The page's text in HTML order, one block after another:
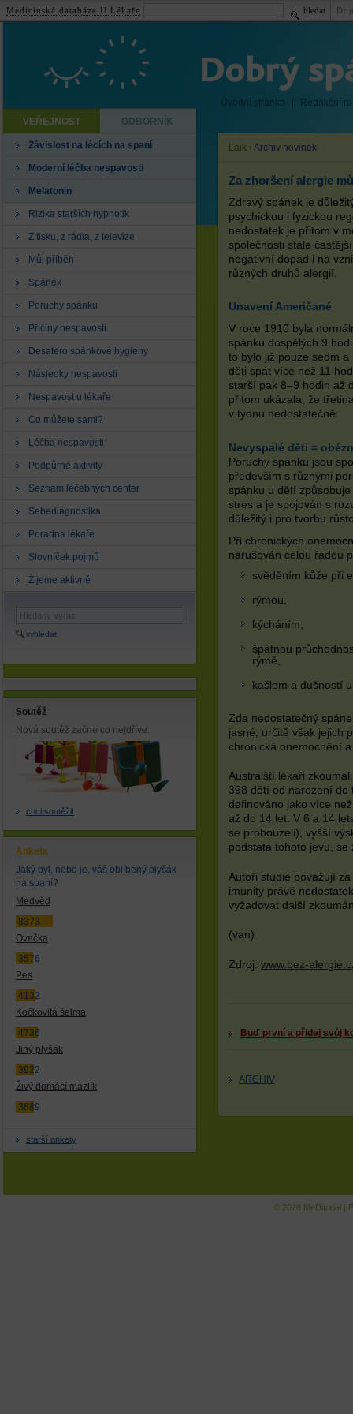
Úvodní stránka
Redakční
VEŘEJNOST
ODBORNÍK
Závislost na lécích na spaní
Moderní léčba nespavosti
Melatonin
Rizika starších hypnotik
Z tisku, z rádia, z televize
Můj příběh
Spánek
Poruchy spánku
Příčiny nespavosti
Desatero spánkové hygieny
Následky nespavosti
Nespavost u lékaře
Co můžete sami?
Léčba nespavosti
Podpůrné aktivity
Seznam léčebných center
Sebediagnostika
Poradna lékaře
Slovníček pojmů
Žijeme aktivně
vyhledat
Soutěž
Nová soutěž začne co nejdříve.
chci soutěžit
Anketa
Jaký byl, nebo je, váš oblíbený plyšák
na spaní?
Medvěd
8373
Ovečka
3576
Pes
4132
Kočkovitá šelma
4736
Jiný plyšák
3922
Živý domácí mazlík
3889
starší ankety
Laik › Archiv novinek
Za zhoršení alergie
Zdravý spánek je
psychickou i fyzickou
nedostatek je přitom v
společnosti stále
negativní dopad i na
různých druhů alergií.
Unavení Američané
V roce 1910 byla
spánku dospělých 9
to bylo již pouze sedm
děti spát více než 11
starší pak 8–9 hodin až
přitom ukázala, že
v týdnu nedostatečně.
Nevyspalé děti =
Poruchy spánku jsou
především s různými
spánku u dětí
stres a je spojován s
důležitý i pro tvorbu
Při chronických
narušován celou řadou
svěděním kůže při
rýmou,
kýcháním,
špatnou
rýmě,
kašlem a dušností
Zda nedostatečný
jasné, určitě však jejich
chronická onemocnění
Australští lékaři
398 dětí od narození do
definováno jako více
až do 14 let. V 6 a 14
se probouzeli), vyšší
podstata tohoto jevu, se
Autoři studie považují
imunity právě
vyžadovat další
(van)
Zdroj: www.bez-
Buď první a přidej svůj
ARCHIV
© 2026 MeDitorial |
Medicínská databáze U Lékaře hledat